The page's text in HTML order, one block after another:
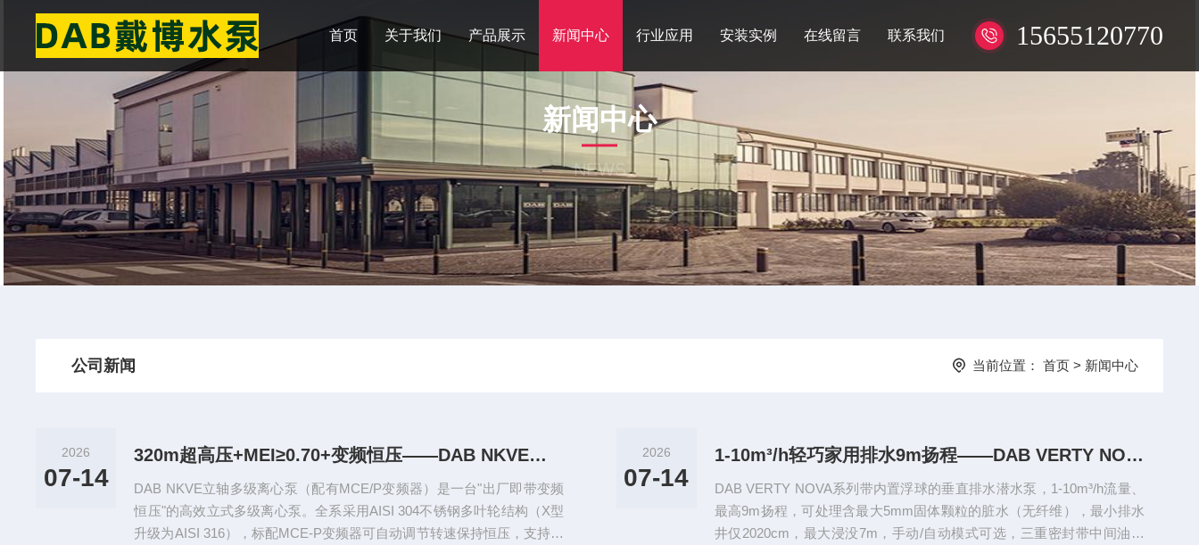
15655120770
首页 关于我们 产品展示 新闻中心 行业应用 安装实例 在线留言 联系我们
新闻中心
NEWS
公司新闻 当前位置： 首页> 新闻中心
2026
07-14
320m超高压+MEI≥0.70+变频恒压——DAB NKVE立式多级离心泵
DAB NKVE立轴多级离心泵（配有MCE/P变频器）是一台"出厂即带变频
恒压"的高效立式多级离心泵。全系采用AISI 304不锈钢多叶轮结构（X型
升级为AISI 316），标配MCE-P变频器可自动调节转速保持恒压，支持多
2026
07-14
1-10m³/h轻巧家用排水9m扬程——DAB VERTY NOVA内置浮球潜水
DAB VERTY NOVA系列带内置浮球的垂直排水潜水泵，1-10m³/h流量、
最高9m扬程，可处理含最大5mm固体颗粒的脏水（无纤维），最小排水
井仅2020cm，最大浸没7m，手动/自动模式可选，三重密封带中间油腔